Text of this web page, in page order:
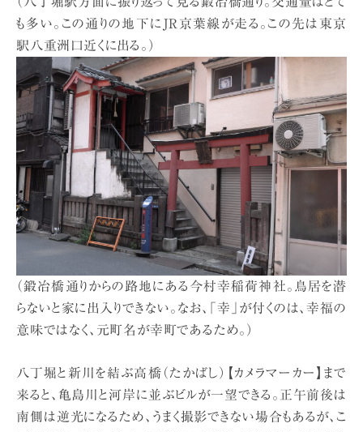
も多い。この通りの地下にJR京葉線が走る。この先は東京
駅八重洲口近くに出る。）
（鍛冶橋通りからの路地にある今村幸稲荷神社。鳥居を潜
らないと家に出入りできない。なお、「幸」が付くのは、幸福の
意味ではなく、元町名が幸町であるため。）
八丁堀と新川を結ぶ高橋（たかばし）【カメラマーカー】まで
来ると、亀島川と河岸に並ぶビルが一望できる。正午前後は
南側は逆光になるため、うまく撮影できない場合もあるが、こ